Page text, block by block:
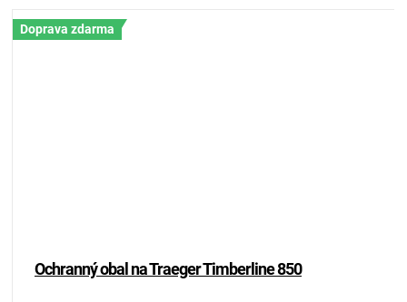
O
DÁRKOVÉ
Doprava zdarma
Ochranný obal na Traeger Timberline 850